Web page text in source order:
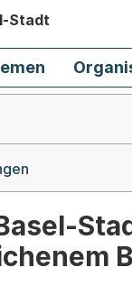
Stadt